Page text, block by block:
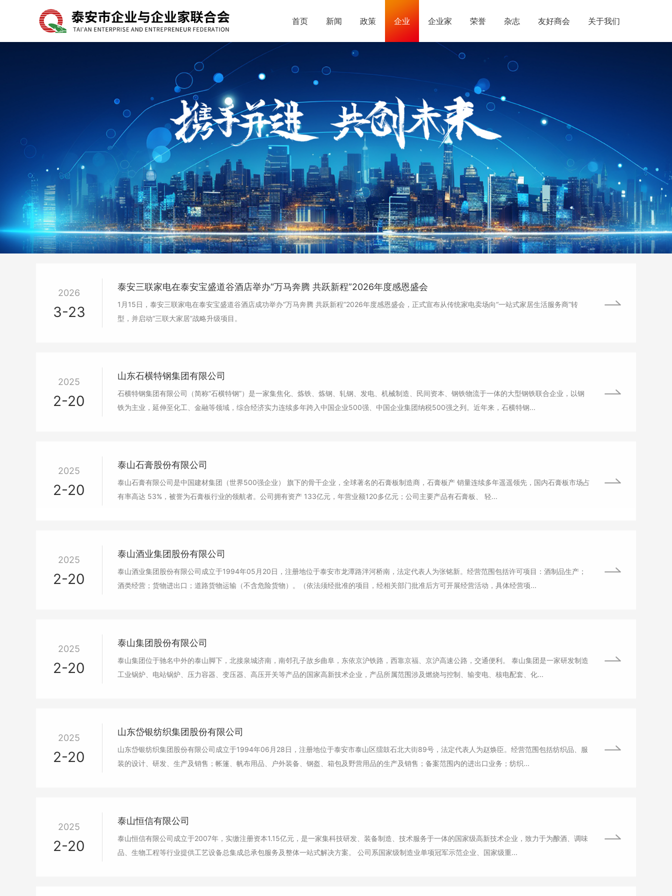
首页 新闻 政策 企业 企业家 荣誉 杂志 友好商会 关于我们
2026
3-23
泰安三联家电在泰安宝盛道谷酒店举办“万马奔腾 共跃新程”2026年度感恩盛会
1月15日，泰安三联家电在泰安宝盛道谷酒店成功举办“万马奔腾 共跃新程”2026年度感恩盛会，正式宣布从传统家电卖场向“一站式家居生活服务商”转
型，并启动“三联大家居”战略升级项目。
2025
2-20
山东石横特钢集团有限公司
石横特钢集团有限公司（简称“石横特钢”）是一家集焦化、炼铁、炼钢、轧钢、发电、机械制造、民间资本、钢铁物流于一体的大型钢铁联合企业，以钢
铁为主业，延伸至化工、金融等领域，综合经济实力连续多年跨入中国企业500强、中国企业集团纳税500强之列。近年来，石横特钢...
2025
2-20
泰山石膏股份有限公司
泰山石膏有限公司是中国建材集团（世界500强企业） 旗下的骨干企业，全球著名的石膏板制造商，石膏板产 销量连续多年遥遥领先，国内石膏板市场占
有率高达 53%，被誉为石膏板行业的领航者。公司拥有资产 133亿元，年营业额120多亿元；公司主要产品有石膏板、 轻...
2025
2-20
泰山酒业集团股份有限公司
泰山酒业集团股份有限公司成立于1994年05月20日，注册地位于泰安市龙潭路泮河桥南，法定代表人为张铭新。经营范围包括许可项目：酒制品生产；
酒类经营；货物进出口；道路货物运输（不含危险货物）。（依法须经批准的项目，经相关部门批准后方可开展经营活动，具体经营项...
2025
2-20
泰山集团股份有限公司
泰山集团位于驰名中外的泰山脚下，北接泉城济南，南邻孔子故乡曲阜，东依京沪铁路，西靠京福、京沪高速公路，交通便利。 泰山集团是一家研发制造
工业锅炉、电站锅炉、压力容器、变压器、高压开关等产品的国家高新技术企业，产品所属范围涉及燃烧与控制、输变电、核电配套、化...
2025
2-20
山东岱银纺织集团股份有限公司
山东岱银纺织集团股份有限公司成立于1994年06月28日，注册地位于泰安市泰山区擂鼓石北大街89号，法定代表人为赵焕臣。经营范围包括纺织品、服
装的设计、研发、生产及销售；帐篷、帆布用品、户外装备、钢盔、箱包及野营用品的生产及销售；备案范围内的进出口业务；纺织...
2025
2-20
泰山恒信有限公司
泰山恒信有限公司成立于2007年，实缴注册资本1.15亿元，是一家集科技研发、装备制造、技术服务于一体的国家级高新技术企业，致力于为酿酒、调味
品、生物工程等行业提供工艺设备总集成总承包服务及整体一站式解决方案。 公司系国家级制造业单项冠军示范企业、国家级重...